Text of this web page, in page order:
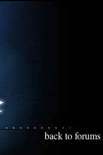
back to forums